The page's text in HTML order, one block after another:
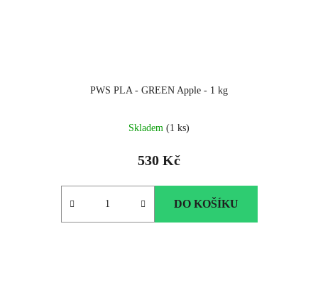
PWS PLA - GREEN Apple - 1 kg
Skladem (1 ks)
530 Kč
DO KOŠÍKU